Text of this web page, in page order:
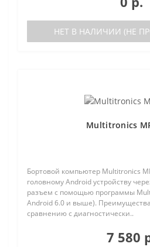
НЕТ В НАЛИЧИИ (НЕ
Multitronics
Бортовой компьютер Multitronics
головному Android устройству
разъем с помощью программы
Android 6.0 и выше).
сравнению с диагностически..
7 580